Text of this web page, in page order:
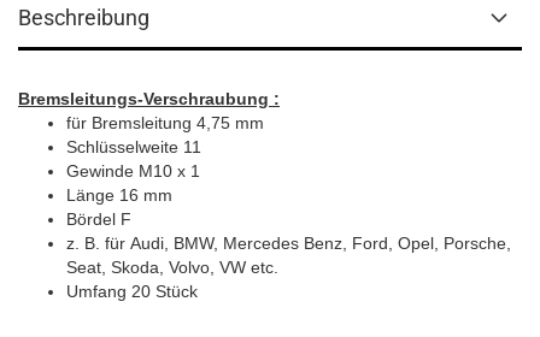
Beschreibung
Bremsleitungs-Verschraubung :
für Bremsleitung 4,75 mm
Schlüsselweite 11
Gewinde M10 x 1
Länge 16 mm
Bördel F
z. B. für Audi, BMW, Mercedes Benz, Ford, Opel, Porsche,
Seat, Skoda, Volvo, VW etc.
Umfang 20 Stück